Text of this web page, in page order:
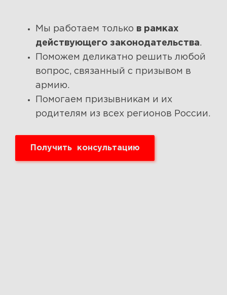
Мы работаем только в рамках
действующего законодательства.
Поможем деликатно решить любой
вопрос, связанный с призывом в
армию.
Помогаем призывникам и их
родителям из всех регионов России.
Получить консультацию